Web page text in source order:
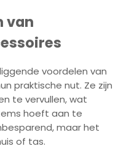
van
voordelen van
praktische nut. Ze zijn
te vervullen, wat
hoeft aan te
maar het
of tas.